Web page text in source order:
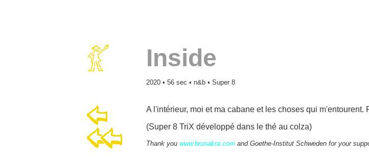
Inside
2020 • 56 sec • n&b • Super 8
A l'intérieur, moi et ma cabane et les choses qui m'entourent.
(Super 8 TriX développé dans le thé au colza)
Thank you www.brunakra.comand Goethe-Institut Schweden for your